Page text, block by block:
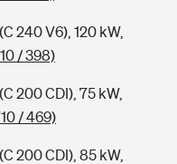
240 V6), 120 kW,
/ 398)
200 CDI), 75 kW,
/ 469)
200 CDI), 85 kW,